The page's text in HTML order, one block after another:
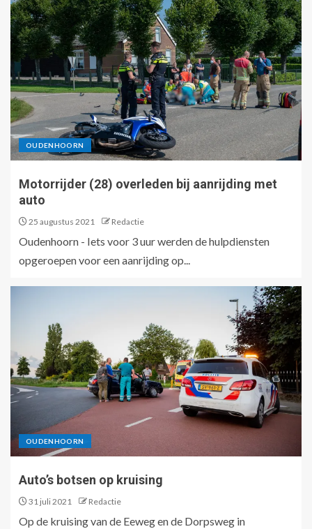
OUDENHOORN
Motorrijder (28) overleden bij aanrijding met
auto
25 augustus 2021 Redactie
Oudenhoorn - Iets voor 3 uur werden de hulpdiensten
opgeroepen voor een aanrijding op...
OUDENHOORN
Auto’s botsen op kruising
31 juli 2021 Redactie
Op de kruising van de Eeweg en de Dorpsweg in